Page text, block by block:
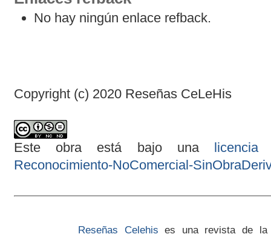
No hay ningún enlace refback.
Copyright (c) 2020 Reseñas CeLeHis
Este obra está bajo una licencia
Reconocimiento-NoComercial-
Reseñas Celehis es una revista de la